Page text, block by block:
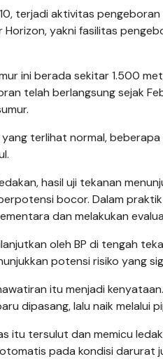
terjadi aktivitas
yakni fasilitas
ini berada sekitar 1.500
telah berlangsung sejak
yang terlihat normal,
hasil uji tekanan
bocor. Dalam
dan melakukan
oleh BP di tengah
potensi risiko yang
itu menjadi
dipasang, lalu naik melalui
itu tersulut dan memicu
pada kondisi darurat